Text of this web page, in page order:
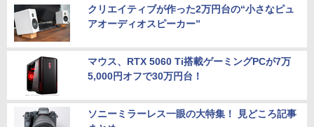
クリエイティブが作った2万円台の“小さなピュ
アオーディオスピーカー”
マウス、RTX 5060 Ti搭載ゲーミングPCが7万
5,000円オフで30万円台！
ソニーミラーレス一眼の大特集！ 見どころ記事